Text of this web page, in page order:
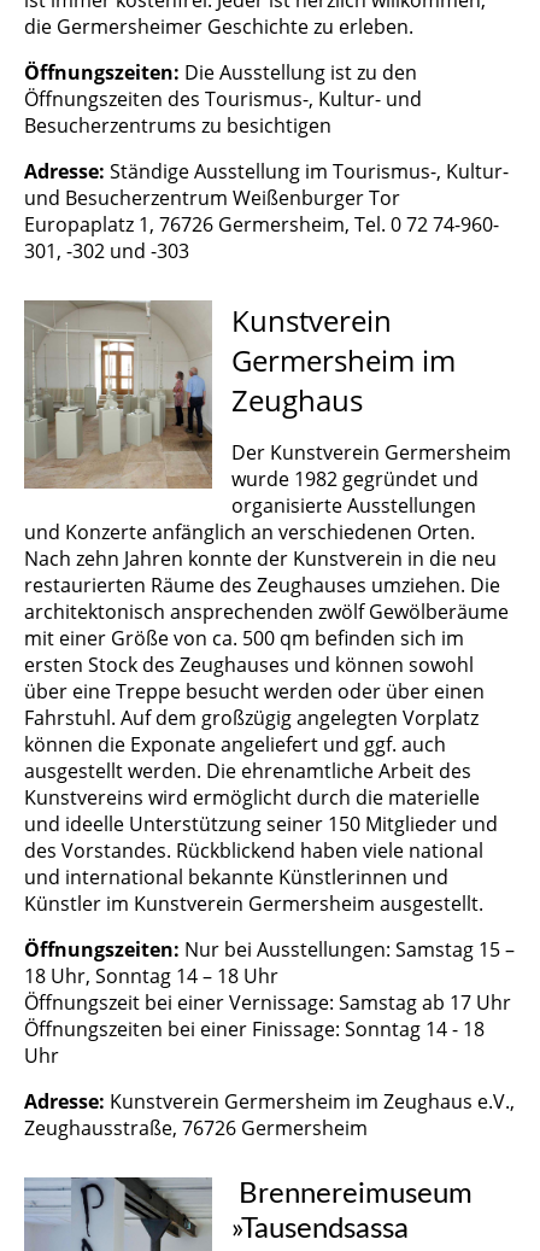
die Germersheimer Geschichte zu erleben.
Öffnungszeiten: Die Ausstellung ist zu den
Öffnungszeiten des Tourismus-, Kultur- und
Besucherzentrums zu besichtigen
Adresse: Ständige Ausstellung im Tourismus-, Kultur-
und Besucherzentrum Weißenburger Tor
Europaplatz 1, 76726 Germersheim, Tel. 0 72 74-960-
301, -302 und -303
Kunstverein
Germersheim im
Zeughaus
Der Kunstverein Germersheim
wurde 1982 gegründet und
organisierte Ausstellungen
und Konzerte anfänglich an verschiedenen Orten.
Nach zehn Jahren konnte der Kunstverein in die neu
restaurierten Räume des Zeughauses umziehen. Die
architektonisch ansprechenden zwölf Gewölberäume
mit einer Größe von ca. 500 qm befinden sich im
ersten Stock des Zeughauses und können sowohl
über eine Treppe besucht werden oder über einen
Fahrstuhl. Auf dem großzügig angelegten Vorplatz
können die Exponate angeliefert und ggf. auch
ausgestellt werden. Die ehrenamtliche Arbeit des
Kunstvereins wird ermöglicht durch die materielle
und ideelle Unterstützung seiner 150 Mitglieder und
des Vorstandes. Rückblickend haben viele national
und international bekannte Künstlerinnen und
Künstler im Kunstverein Germersheim ausgestellt.
Öffnungszeiten: Nur bei Ausstellungen: Samstag 15 –
18 Uhr, Sonntag 14 – 18 Uhr
Öffnungszeit bei einer Vernissage: Samstag ab 17 Uhr
Öffnungszeiten bei einer Finissage: Sonntag 14 - 18
Uhr
Adresse: Kunstverein Germersheim im Zeughaus e.V.,
Zeughausstraße, 76726 Germersheim
Brennereimuseum
»Tausendsassa